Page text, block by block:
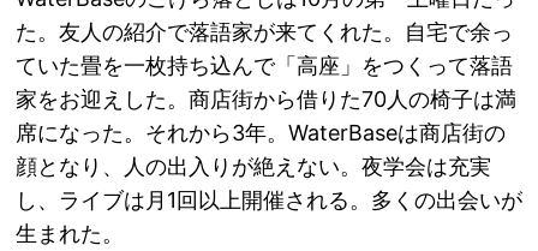
た。友人の紹介で落語家が来てくれた。自宅で余っ
ていた畳を一枚持ち込んで「高座」をつくって落語
家をお迎えした。商店街から借りた70人の椅子は満
席になった。それから3年。WaterBaseは商店街の
顔となり、人の出入りが絶えない。夜学会は充実
し、ライブは月1回以上開催される。多くの出会いが
生まれた。